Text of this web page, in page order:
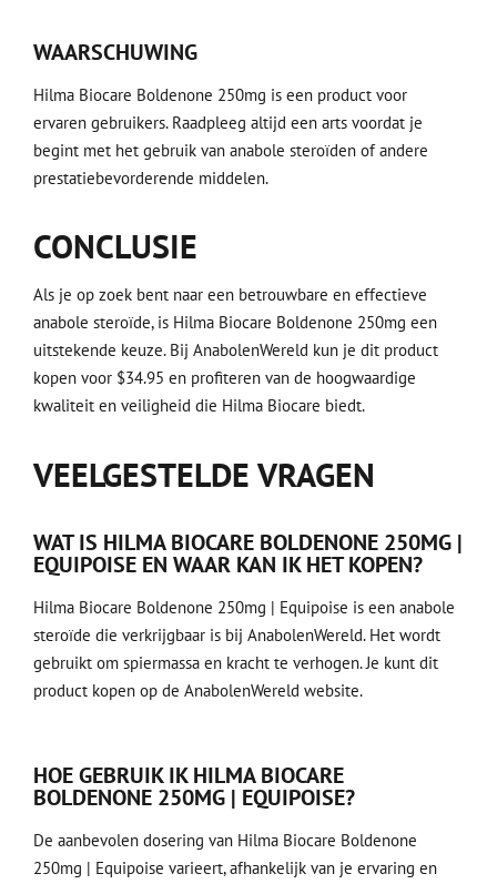
WAARSCHUWING
Hilma Biocare Boldenone 250mg is een product voor
ervaren gebruikers. Raadpleeg altijd een arts voordat je
begint met het gebruik van anabole steroïden of andere
prestatiebevorderende middelen.
CONCLUSIE
Als je op zoek bent naar een betrouwbare en effectieve
anabole steroïde, is Hilma Biocare Boldenone 250mg een
uitstekende keuze. Bij AnabolenWereld kun je dit product
kopen voor $34.95 en profiteren van de hoogwaardige
kwaliteit en veiligheid die Hilma Biocare biedt.
VEELGESTELDE VRAGEN
WAT IS HILMA BIOCARE BOLDENONE 250MG |
EQUIPOISE EN WAAR KAN IK HET KOPEN?
Hilma Biocare Boldenone 250mg | Equipoise is een anabole
steroïde die verkrijgbaar is bij AnabolenWereld. Het wordt
gebruikt om spiermassa en kracht te verhogen. Je kunt dit
product kopen op de AnabolenWereld website.
HOE GEBRUIK IK HILMA BIOCARE
BOLDENONE 250MG | EQUIPOISE?
De aanbevolen dosering van Hilma Biocare Boldenone
250mg | Equipoise varieert, afhankelijk van je ervaring en